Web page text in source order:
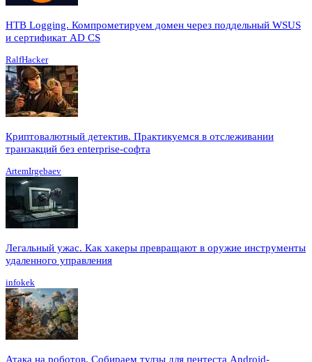
HTB Logging. Компрометируем домен через поддельный WSUS
и сертификат AD CS
RalfHacker
Криптовалютный детектив. Практикуемся в отслеживании
транзакций без enterprise-софта
ArtemIrgebaev
Легальный ужас. Как хакеры превращают в оружие инструменты
удаленного управления
infokek
Атака на роботов. Собираем тулзы для пентеста Android-